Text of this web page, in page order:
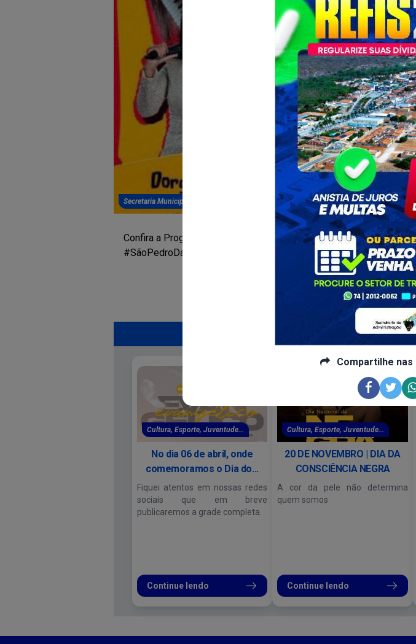
Compartilhe
Secretaria Municipal de Cultura, Esporte, Juventude e Lazer - SEJ
27/05/2023
Confira a Programação Oficial do São Pedro da Gente em América
#SãoPedroDaGente #AméricaDourada #SãoPedro #Cultura
Compartilhe nas
Mais notícias da Secretaria Municipal de
Cultura, Esporte, Juventude...
No dia 06 de abril, onde
comemoramos o Dia do...
Fiquei atentos em nossas redes
sociais que em breve
publicaremos a grade completa.
Continue lendo
Cultura, Esporte, Juventude...
20 DE NOVEMBRO | DIA DA
CONSCIÊNCIA NEGRA
A cor da pele não determina
quem somos
Continue lendo